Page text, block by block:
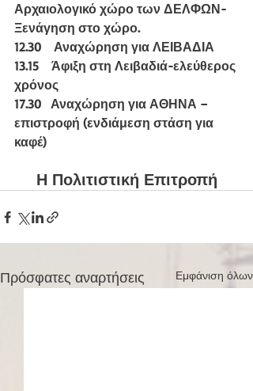
Αρχαιολογικό χώρο των ΔΕΛΦΩΝ-
Ξενάγηση στο χώρο.
12.30    Αναχώρηση για ΛΕΙΒΑΔΙΑ
13.15    Άφιξη στη Λειβαδιά-ελεύθερος
χρόνος
17.30   Αναχώρηση για ΑΘΗΝΑ –
επιστροφή (ενδιάμεση στάση για
καφέ)
Η Πολιτιστική Επιτροπή
Πρόσφατες αναρτήσεις Εμφάνιση όλων